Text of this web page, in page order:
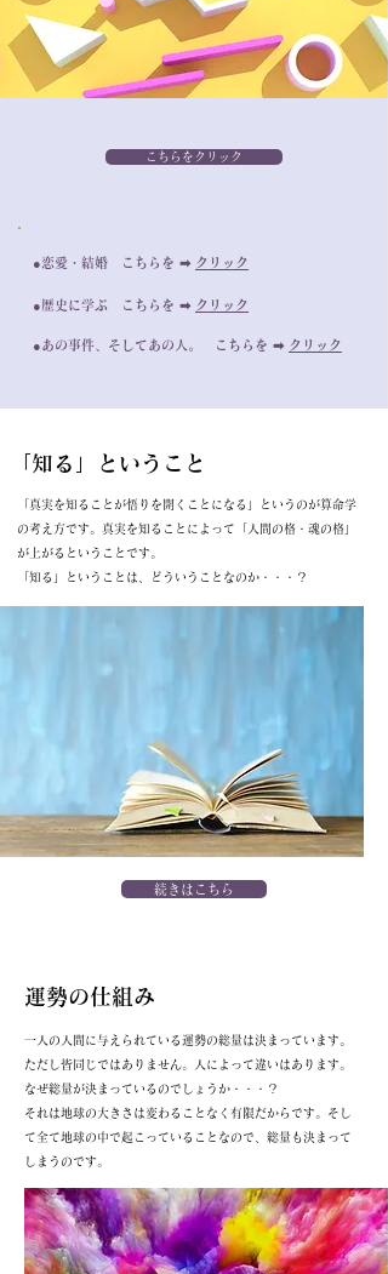
こちらをクリック
●恋愛・結婚 こちらを ➡︎ クリック
●歴史に学ぶ こちらを ➡︎ クリック
●あの事件、そしてあの人。 こちらを ➡︎ クリック
「知る」ということ
「真実を知ることが悟りを開くことになる」というのが算命学
の考え方です。真実を知ることによって「人間の格・魂の格」
が上がるということです。
「知る」ということは、どういうことなのか・・・？
続きはこちら
運勢の仕組み
一人の人間に与えられている運勢の総量は決まっています。
ただし皆同じではありません。人によって違いはあります。
なぜ総量が決まっているのでしょうか・・・？
それは地球の大きさは変わることなく有限だからです。そし
て全て地球の中で起こっていることなので、総量も決まって
しまうのです。